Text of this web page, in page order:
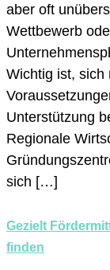
aber oft
Wettbewerb
Wichtig ist, sich
Unterstützung
Regionale
sich […]
Gezielt
finden